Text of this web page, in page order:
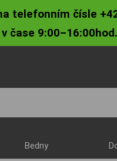
telefonním čísle
čase 9:00–16:00hod.
Bedny